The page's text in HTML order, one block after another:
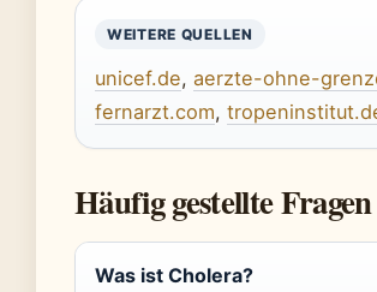
WEITERE QUELLEN
unicef.de, aerzte-ohne-
fernarzt.com,
Häufig gestellte Fragen
Was ist Cholera?